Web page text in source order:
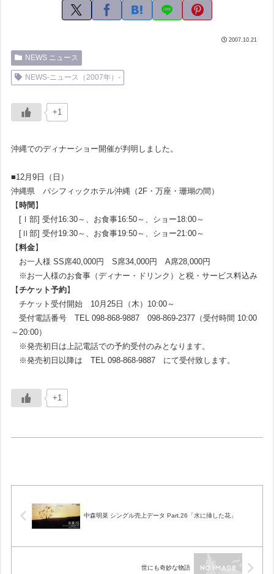
2007.10.21
NEWS ニュース
NEWS-ニュース（2007年）-
+1
沖縄でのディナーショー開催が判明しました。
■12月9日（日）
沖縄県 パシフィックホテル沖縄（2F・万座・珊瑚の間）
【 時間 】
[Ⅰ部] 受付16:30～、お食事16:50～、ショー18:00～
[Ⅱ部] 受付19:30～、お食事19:50～、ショー21:00～
【料金】
お一人様 SS席40,000円 S席34,000円 A席28,000円
※お一人様のお食事（ディナー・ドリンク）と税・サービス料込み
【チケット予約】
チケット受付開始 10月25日（木）10:00～
受付電話番号 TEL 098-868-9887 098-869-2377（受付時間 10:00
～20:00）
※発売初日は上記電話での予約受付のみとなります。
※発売初日以降は TEL 098-868-9887 にて受付致します。
+1
中森明菜 シングル売上データ Part.26「水に挿した花」
世にも奇妙な物語